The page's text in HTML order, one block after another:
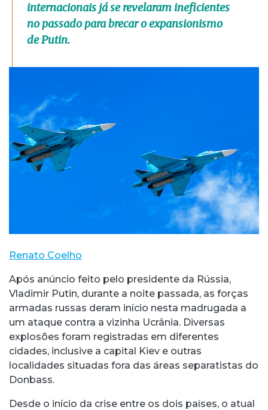
internacionais já se revelaram ineficientes
no passado para brecar o expansionismo
de Putin.
Renato Coelho
Após anúncio feito pelo presidente da Rússia,
Vladimir Putin, durante a noite passada, as forças
armadas russas deram início nesta madrugada a
um ataque contra a vizinha Ucrânia. Diversas
explosões foram registradas em diferentes
cidades, inclusive a capital Kiev e outras
localidades situadas fora das áreas separatistas do
Donbass.
Desde o início da crise entre os dois países, o atual